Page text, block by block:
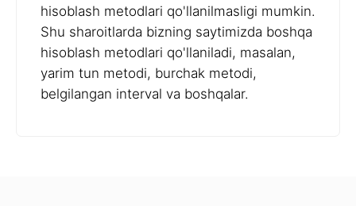
hisoblash metodlari qo'llanilmasligi mumkin.
Shu sharoitlarda bizning saytimizda boshqa
hisoblash metodlari qo'llaniladi, masalan,
yarim tun metodi, burchak metodi,
belgilangan interval va boshqalar.